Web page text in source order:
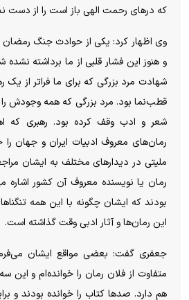
که در‌های رحمت الهی باز است را از دست
وی اظهار کرد: یکی از حوادث جنگ رمضان
و هنوز این فشار قلبی از ما برداشته
شهادت مرد بزرگی که برای ما فراتر از یک
قطب‌نما بود. مرد بزرگی که همه وجودش را
شعر و ادب وقف کرده بود. رهبری که
رمان‌های معروف ادبیات ایران و جهان
ملیتی در دیدار‌های مختلف به ایشان
رمان یا نویسنده معروف آن کشور اشاره
بودند که ایشان چگونه با این همه
این رمان‌ها و آثار ادبی وقت گذاشته است.
جعفری گفت: بعضی مواقع ایشان
متفاوت از فلان رمان را خوانده‌ام و این
هم دارد. صد‌ها کتاب را خوانده بودند و